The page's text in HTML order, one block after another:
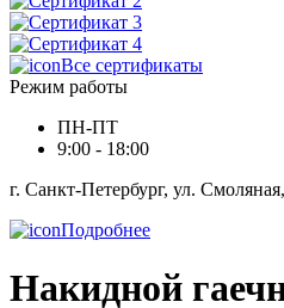
Все сертификаты
Режим работы
ПН-ПТ
9:00 - 18:00
г. Санкт-Петербург, ул.
Подробнее
Накидной